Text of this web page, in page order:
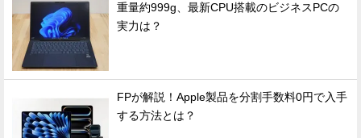
重量約999g、最新CPU搭載のビジネスPCの
実力は？
FPが解説！Apple製品を分割手数料0円で入手
する方法とは？